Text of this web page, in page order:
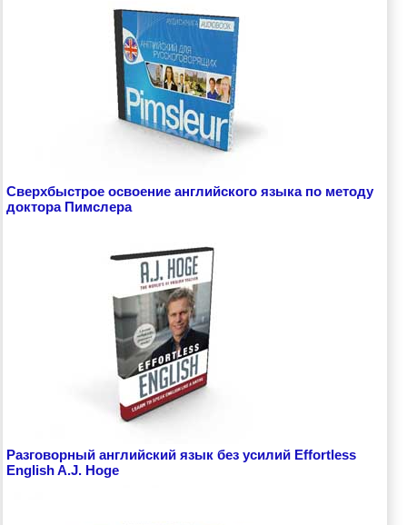
Сверхбыстрое освоение английского языка по методу
доктора Пимслера
Разговорный английский язык без усилий Effortless
English A.J. Hoge